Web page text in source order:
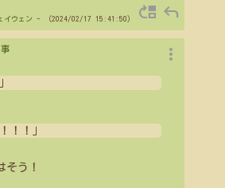
イウェン - （2024/02/17 15:41:50） move_up reply
！！」
そう！
more_vert